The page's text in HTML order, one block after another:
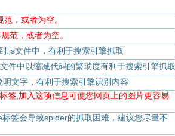
，或者为空。
范，或者为空。
.js文件中，有利于搜索引擎抓取
件中以缩减代码的繁琐度有利于搜索引擎抓取
文字，有利于搜索引擎识别内容
签,加入这项信息可使您网页上的图片更容易
签会导致spider的抓取困难，建议您尽量不